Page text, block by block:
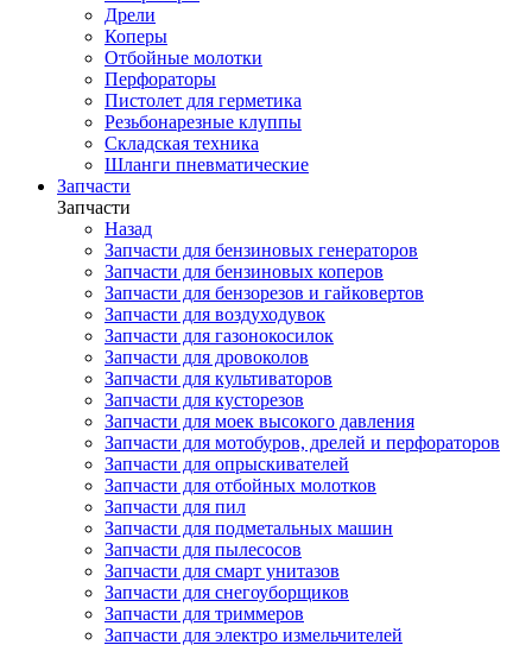
Дрели
Коперы
Отбойные молотки
Перфораторы
Пистолет для герметика
Резьбонарезные клуппы
Складская техника
Шланги пневматические
Запчасти
Запчасти
Назад
Запчасти для бензиновых генераторов
Запчасти для бензиновых коперов
Запчасти для бензорезов и гайковертов
Запчасти для воздуходувок
Запчасти для газонокосилок
Запчасти для дровоколов
Запчасти для культиваторов
Запчасти для кусторезов
Запчасти для моек высокого давления
Запчасти для мотобуров, дрелей и перфораторов
Запчасти для опрыскивателей
Запчасти для отбойных молотков
Запчасти для пил
Запчасти для подметальных машин
Запчасти для пылесосов
Запчасти для смарт унитазов
Запчасти для снегоуборщиков
Запчасти для триммеров
Запчасти для электро измельчителей